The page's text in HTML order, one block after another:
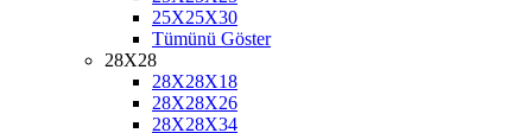
25X25X30
Tümünü Göster
28X28
28X28X18
28X28X26
28X28X34